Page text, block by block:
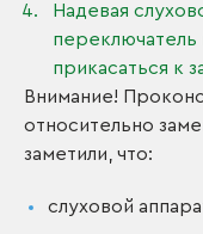
Надевая
переключатель
прикасаться к
Внимание!
относительно
заметили, что:
слуховой